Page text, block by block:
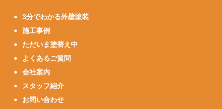
3分でわかる外壁塗装
施工事例
ただいま塗替え中
よくあるご質問
会社案内
スタッフ紹介
お問い合わせ